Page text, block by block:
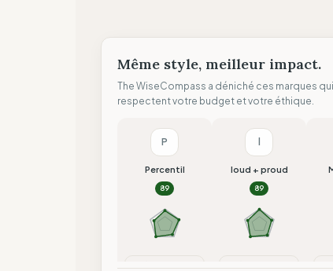
Même style, meilleur impact.
The WiseCompass a déniché ces marques qui
respectent votre budget et votre éthique.
P
Percentil
89
loud + proud
89